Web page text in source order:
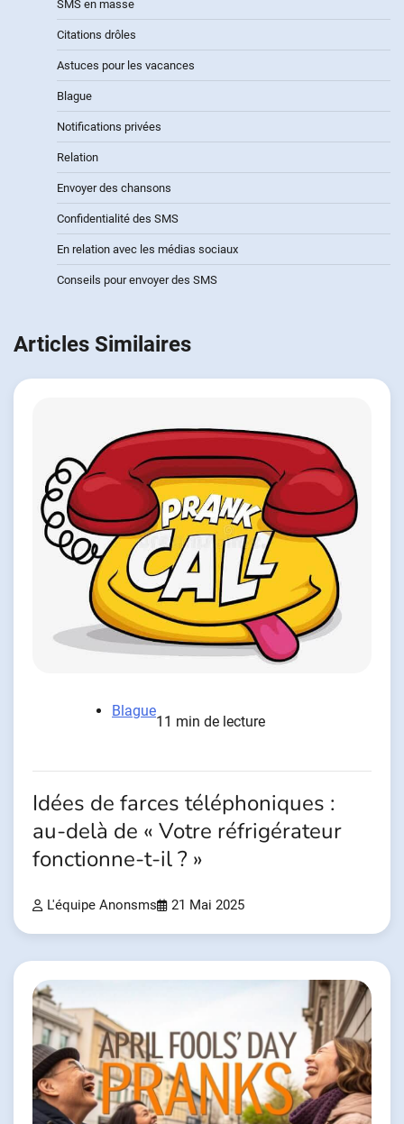
SMS en masse
Citations drôles
Astuces pour les vacances
Blague
Notifications privées
Relation
Envoyer des chansons
Confidentialité des SMS
En relation avec les médias sociaux
Conseils pour envoyer des SMS
Articles Similaires
Blague
11 min de lecture
Idées de farces téléphoniques :
au-delà de « Votre réfrigérateur
fonctionne-t-il ? »
L'équipe Anonsms 21 Mai 2025